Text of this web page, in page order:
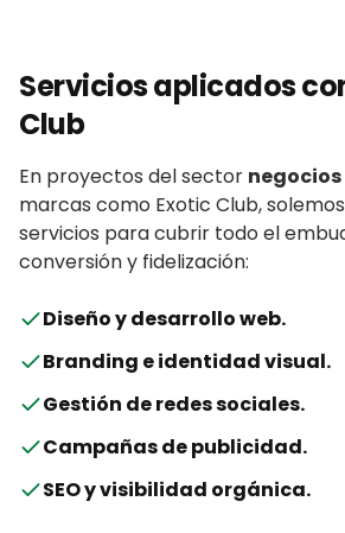
Servicios aplicados
Club
En proyectos del sector
marcas como Exotic Club,
servicios para cubrir todo el
conversión y fidelización:
Diseño y desarrollo web.
Branding e identidad visual.
Gestión de redes sociales.
Campañas de publicidad.
SEO y visibilidad orgánica.